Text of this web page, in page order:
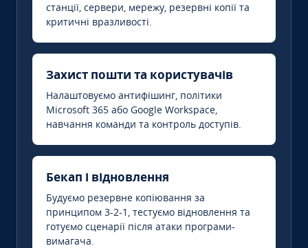
станції, сервери, мережу, резервні копії та
критичні вразливості.
Захист пошти та користувачів
Налаштовуємо антифішинг, політики
Microsoft 365 або Google Workspace,
навчання команди та контроль доступів.
Бекап і відновлення
Будуємо резервне копіювання за
принципом 3-2-1, тестуємо відновлення та
готуємо сценарії після атаки програми-
вимагача.